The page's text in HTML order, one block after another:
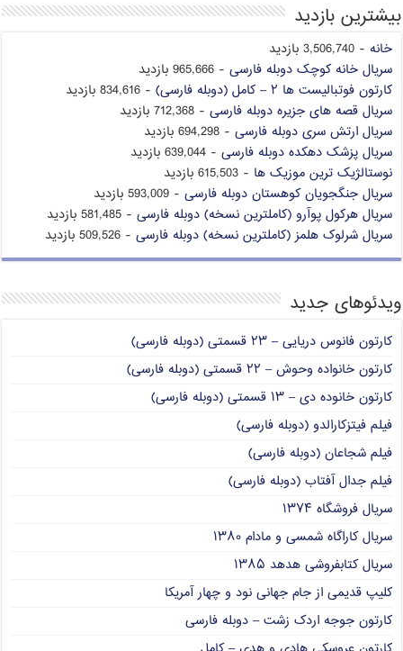
بیشترین بازدید
خانه - 3,506,740 بازدید
سریال خانه کوچک دوبله فارسی - 965,666 بازدید
کارتون فوتبالیست ها ۲ – کامل (دوبله فارسی)
- 834,616 بازدید
سریال قصه های جزیره دوبله فارسی - 712,368 بازدید
سریال ارتش سری دوبله فارسی - 694,298 بازدید
سریال پزشک دهکده دوبله فارسی - 639,044 بازدید
نوستالژیک ترین موزیک ها - 615,503 بازدید
سریال جنگجویان کوهستان دوبله فارسی - 593,009 بازدید
سریال هرکول پوآرو (کاملترین نسخه) دوبله فارسی - 581,485 بازدید
سریال شرلوک هلمز (کاملترین نسخه) دوبله فارسی - 509,526 بازدید
ویدئوهای جدید
کارتون فانوس دریایی – ۲۳ قسمتی (دوبله فارسی)
کارتون خانواده وحوش – ۲۲ قسمتی (دوبله فارسی)
کارتون خانوده دی – ۱۳ قسمتی (دوبله فارسی)
فیلم فیتزکارالدو (دوبله فارسی)
فیلم شجاعان (دوبله فارسی)
فیلم جدال آفتاب (دوبله فارسی)
سریال فروشگاه ۱۳۷۴
سریال کاراگاه شمسی و مادام ۱۳۸۰
سریال کتابفروشی هدهد ۱۳۸۵
کلیپ قدیمی از جام جهانی نود و چهار آمریکا
کارتون جوجه اردک زشت – دوبله فارسی